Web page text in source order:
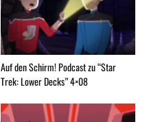
Auf den Schirm! Podcast zu “Star
Trek: Lower Decks” 4×08